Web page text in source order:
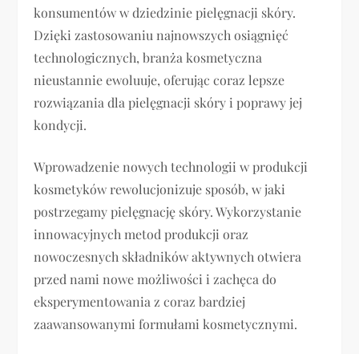
konsumentów w dziedzinie pielęgnacji skóry.
Dzięki zastosowaniu najnowszych osiągnięć
technologicznych, branża kosmetyczna
nieustannie ewoluuje, oferując coraz lepsze
rozwiązania dla pielęgnacji skóry i poprawy jej
kondycji.
Wprowadzenie nowych technologii w produkcji
kosmetyków rewolucjonizuje sposób, w jaki
postrzegamy pielęgnację skóry. Wykorzystanie
innowacyjnych metod produkcji oraz
nowoczesnych składników aktywnych otwiera
przed nami nowe możliwości i zachęca do
eksperymentowania z coraz bardziej
zaawansowanymi formułami kosmetycznymi.